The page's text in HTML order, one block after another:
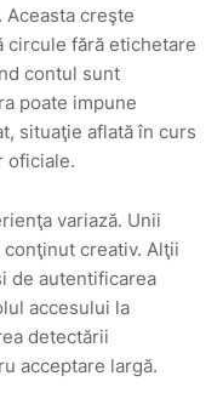
creşte
circule fără etichetare
contul sunt
poate impune
situaţie aflată în curs
oficiale.
variază. Unii
creativ. Alţii
de autentificarea
accesului la
detectării
acceptare largă.